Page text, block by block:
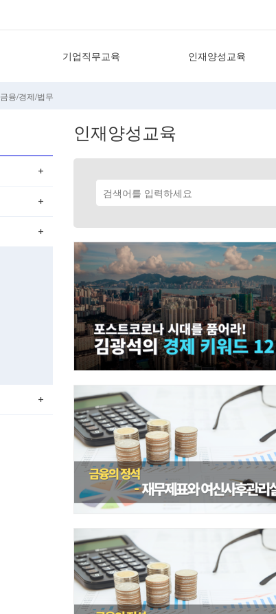
기업직무교육 인재양성교육
산업전문
금융/경제/법무
인재양성교육